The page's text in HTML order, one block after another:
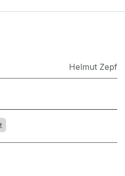
Helmut Zepf